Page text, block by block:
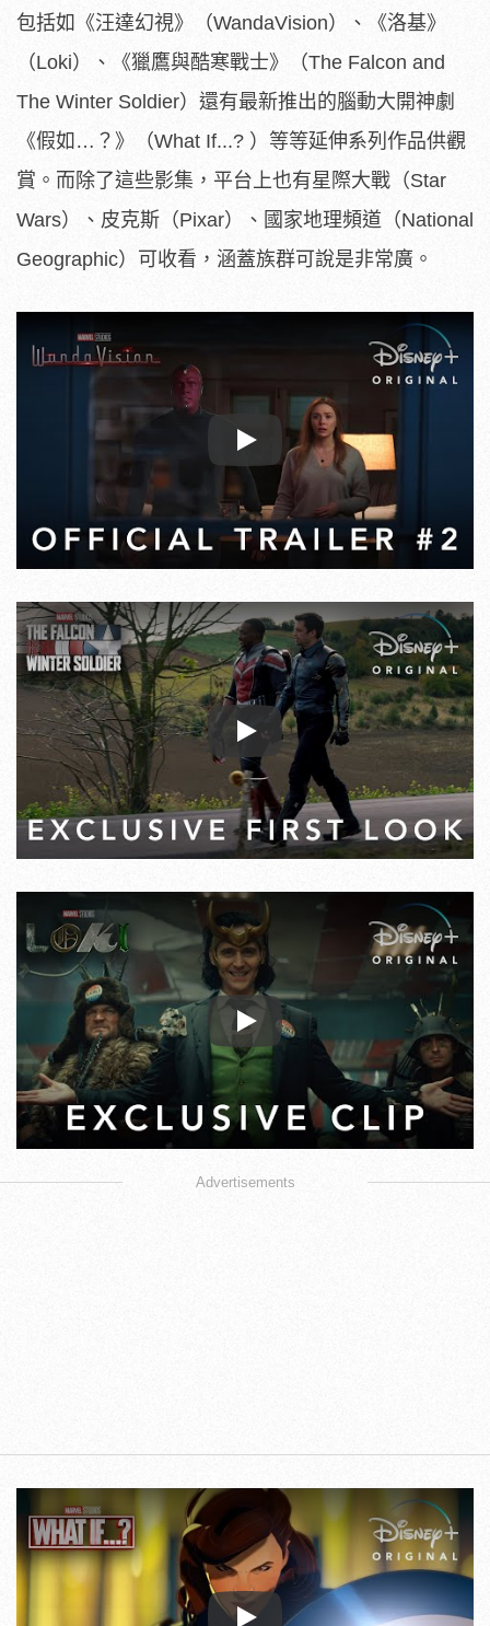
包括如《汪達幻視》（WandaVision）、《洛基》
（Loki）、《獵鷹與酷寒戰士》（The Falcon and
The Winter Soldier）還有最新推出的腦動大開神劇
《假如…？》（What If...? ）等等延伸系列作品供觀
賞。而除了這些影集，平台上也有星際大戰（Star
Wars）、皮克斯（Pixar）、國家地理頻道（National
Geographic）可收看，涵蓋族群可說是非常廣。
Play
Play
Play
Advertisements